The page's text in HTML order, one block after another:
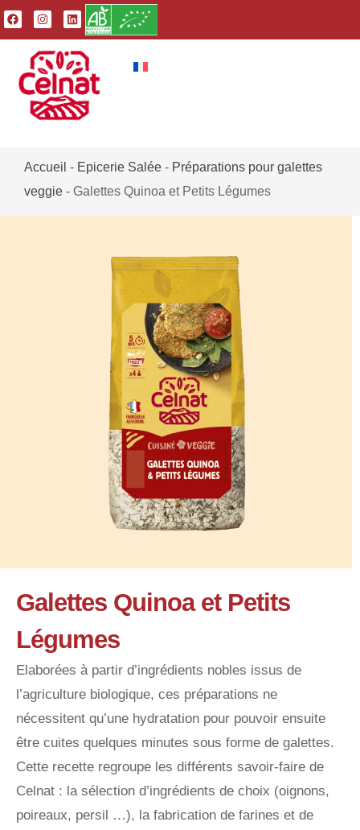
Accueil - Epicerie Salée - Préparations pour galettes
veggie - Galettes Quinoa et Petits Légumes
Galettes Quinoa et Petits
Légumes
Elaborées à partir d’ingrédients nobles issus de
l’agriculture biologique, ces préparations ne
nécessitent qu’une hydratation pour pouvoir ensuite
être cuites quelques minutes sous forme de galettes.
Cette recette regroupe les différents savoir-faire de
Celnat : la sélection d’ingrédients de choix (oignons,
poireaux, persil …), la fabrication de farines et de